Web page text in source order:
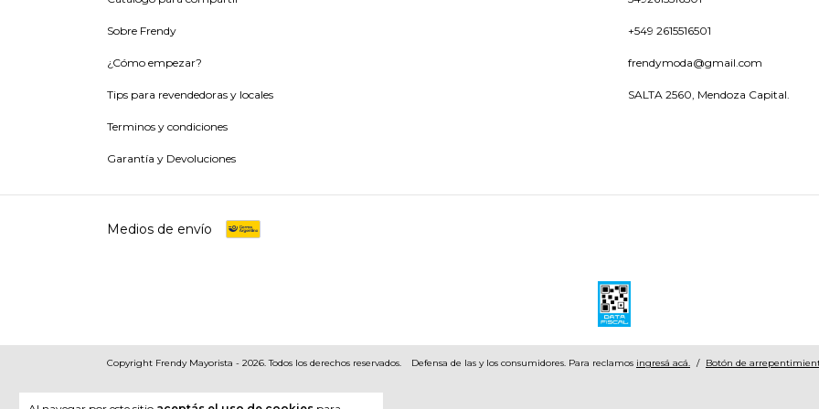
Sobre Frendy
¿Cómo empezar?
Tips para revendedoras y locales
Terminos y condiciones
Garantía y Devoluciones
+549 2615516501
frendymoda@gmail.com
SALTA 2560, Mendoza Capital.
Medios de envío
Copyright Frendy Mayorista - 2026. Todos los derechos reservados. Defensa de las y los consumidores. Para reclamos ingresá acá. / Botón de